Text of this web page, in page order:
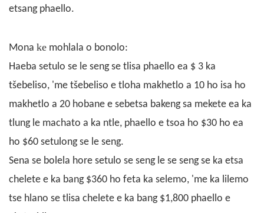
etsang phaello.
Mona ke mohlala o bonolo:
Haeba setulo se le seng se tlisa phaello ea $ 3 ka
tšebeliso, 'me tšebeliso e tloha makhetlo a 10 ho isa ho
makhetlo a 20 hobane e sebetsa bakeng sa mekete ea ka
tlung le machato a ka ntle, phaello e tsoa ho $30 ho ea
ho $60 setulong se le seng.
Sena se bolela hore setulo se seng le se seng se ka etsa
chelete e ka bang $360 ho feta ka selemo, 'me ka lilemo
tse hlano se tlisa chelete e ka bang $1,800 phaello e